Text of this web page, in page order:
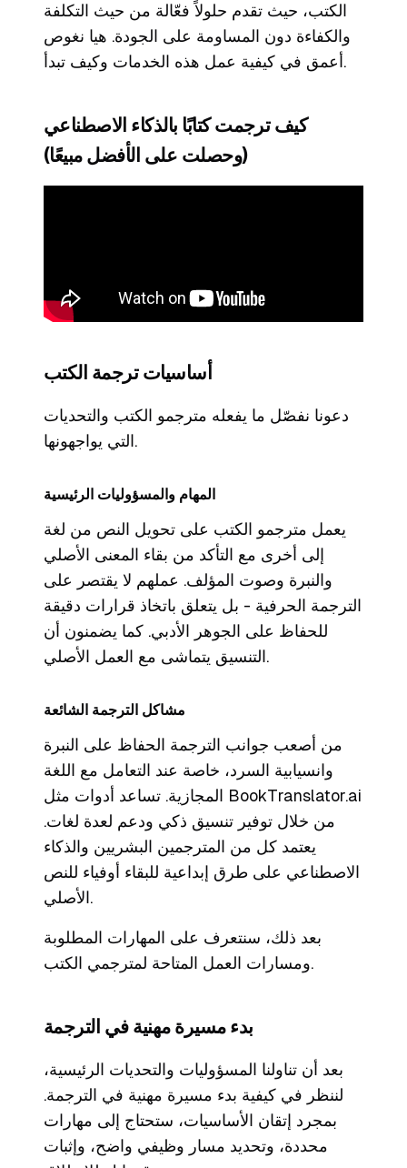
الكتب، حيث تقدم حلولاً فعّالة من حيث التكلفة
والكفاءة دون المساومة على الجودة. هيا نغوص
أعمق في كيفية عمل هذه الخدمات وكيف تبدأ.
كيف ترجمت كتابًا بالذكاء الاصطناعي
(وحصلت على الأفضل مبيعًا)
أساسيات ترجمة الكتب
دعونا نفصّل ما يفعله مترجمو الكتب والتحديات
التي يواجهونها.
المهام والمسؤوليات الرئيسية
يعمل مترجمو الكتب على تحويل النص من لغة
إلى أخرى مع التأكد من بقاء المعنى الأصلي
والنبرة وصوت المؤلف. عملهم لا يقتصر على
الترجمة الحرفية - بل يتعلق باتخاذ قرارات دقيقة
للحفاظ على الجوهر الأدبي. كما يضمنون أن
التنسيق يتماشى مع العمل الأصلي.
مشاكل الترجمة الشائعة
من أصعب جوانب الترجمة الحفاظ على النبرة
وانسيابية السرد، خاصة عند التعامل مع اللغة
المجازية. تساعد أدوات مثل BookTranslator.ai
من خلال توفير تنسيق ذكي ودعم لعدة لغات.
يعتمد كل من المترجمين البشريين والذكاء
الاصطناعي على طرق إبداعية للبقاء أوفياء للنص
الأصلي.
بعد ذلك، سنتعرف على المهارات المطلوبة
ومسارات العمل المتاحة لمترجمي الكتب.
بدء مسيرة مهنية في الترجمة
بعد أن تناولنا المسؤوليات والتحديات الرئيسية،
لننظر في كيفية بدء مسيرة مهنية في الترجمة.
بمجرد إتقان الأساسيات، ستحتاج إلى مهارات
محددة، وتحديد مسار وظيفي واضح، وإثبات